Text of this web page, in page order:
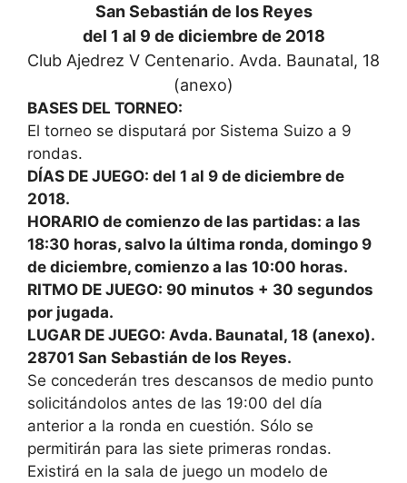
San Sebastián de los Reyes
del 1 al 9 de diciembre de 2018
Club Ajedrez V Centenario. Avda. Baunatal, 18
(anexo)
BASES DEL TORNEO:
El torneo se disputará por Sistema Suizo a 9
rondas.
DÍAS DE JUEGO: del 1 al 9 de diciembre de
2018.
HORARIO de comienzo de las partidas: a las
18:30 horas, salvo la última ronda, domingo 9
de diciembre, comienzo a las 10:00 horas.
RITMO DE JUEGO: 90 minutos + 30 segundos
por jugada.
LUGAR DE JUEGO: Avda. Baunatal, 18 (anexo).
28701 San Sebastián de los Reyes.
Se concederán tres descansos de medio punto
solicitándolos antes de las 19:00 del día
anterior a la ronda en cuestión. Sólo se
permitirán para las siete primeras rondas.
Existirá en la sala de juego un modelo de